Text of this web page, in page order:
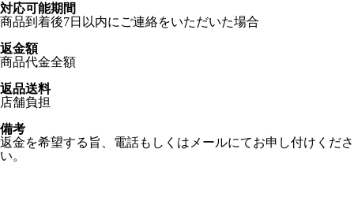
対応可能期間
商品到着後7日以内にご連絡をいただいた場合
返金額
商品代金全額
返品送料
店舗負担
備考
返金を希望する旨、電話もしくはメールにてお申し付けくださ
い。